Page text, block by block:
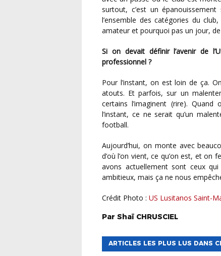
surtout, c’est un
l’ensemble des catégories du
amateur et pourquoi pas un jour,
Si on devait définir l’avenir de l’US Lusitanos Saint-Maur, pourrait-on espérer un avenir
professionnel ?
Pour l’instant, on est loin de ça. On n’est pas un club structuré pour ça, mais on a d’autres
atouts. Et parfois, sur un
certains l’imaginent (rire). Quand
l’instant, ce ne serait qu’un
football.
Aujourd’hui, on monte avec beaucoup d’humilité et énormément de mérite. On n’oublie pas
d’où l’on vient, ce qu’on est, et on
avons actuellement sont ceux
ambitieux, mais ça ne nous
Crédit Photo : US Lusitanos Saint-
Par Shaï CHRUSCIEL
ARTICLES LES PLUS LUS DANS